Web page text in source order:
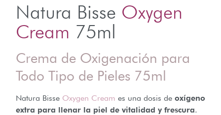
Natura Bisse Oxygen
Cream 75ml
Crema de Oxigenación para
Todo Tipo de Pieles 75ml
Natura Bisse Oxygen Cream es una dosis de oxígeno
extra para llenar la piel de vitalidad y frescura.